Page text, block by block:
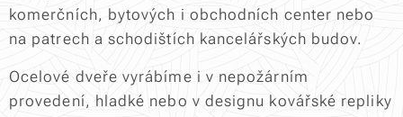
komerčních, bytových i obchodních center nebo
na patrech a schodištích kancelářských budov.
Ocelové dveře vyrábíme i v nepožárním
provedení, hladké nebo v designu kovářské repliky